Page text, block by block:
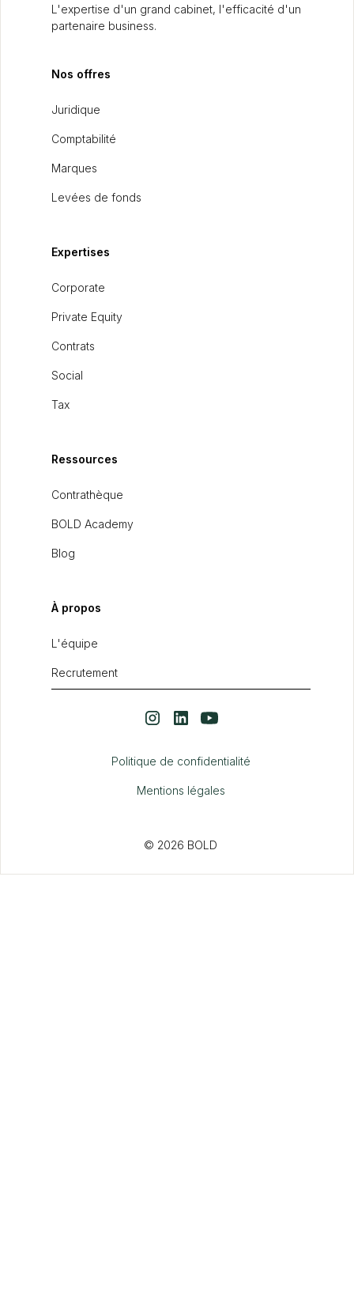
L'expertise d'un grand cabinet, l'efficacité d'un
partenaire business.
Nos offres
Juridique
Comptabilité
Marques
Levées de fonds
Expertises
Corporate
Private Equity
Contrats
Social
Tax
Ressources
Contrathèque
BOLD Academy
Blog
À propos
L'équipe
Recrutement
© 2026 BOLD
Politique de confidentialité
Mentions légales